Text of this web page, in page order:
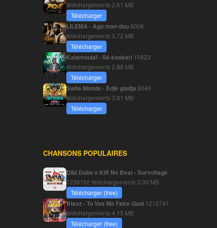
téléchargements 2.61 MB
Télécharger
LILEMA - Ago man dou9008
téléchargements3.72 MB
Télécharger
Kalamoulaï - Sé-kookari 10823
téléchargements 2.88 MB
Télécharger
Swite Monde - Édjè gladja 9049
téléchargements3.81 MB
Télécharger
CHANSONS POPULAIRES
Dibi Dobo x Kiff No Beat - Survoltage
1238192 téléchargements3.30 MB
Télécharger (free)
Blaaz - Tu Vas Me Faire Quoi 1212741
téléchargements4.15 MB
Télécharger (free)